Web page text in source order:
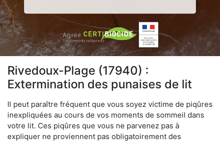
Rivedoux-Plage (17940) :
Extermination des punaises de lit
Il peut paraître fréquent que vous soyez victime de piqûres
inexpliquées au cours de vos moments de sommeil dans
votre lit. Ces piqûres que vous ne parvenez pas à
expliquer ne proviennent pas obligatoirement des